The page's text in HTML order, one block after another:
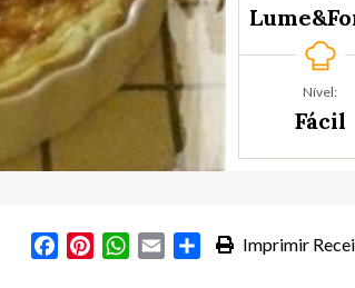
Nível:
Fácil
Imprimir
FacebookPinterestWhatsApp
Email Partilhar